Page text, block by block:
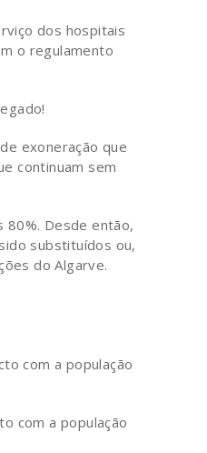
dos hospitais
o regulamento
exoneração que
continuam sem
Desde então,
substituídos ou,
do Algarve.
com a população
com a população